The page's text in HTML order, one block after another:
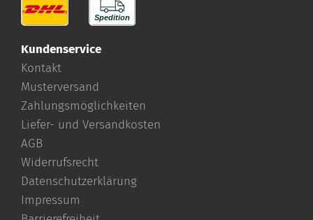
Kundenservice
Kontakt
Musterversand
Zahlungsmöglichkeiten
Liefer- und Versandkosten
AGB
Widerrufsrecht
Datenschutzerklärung
Impressum